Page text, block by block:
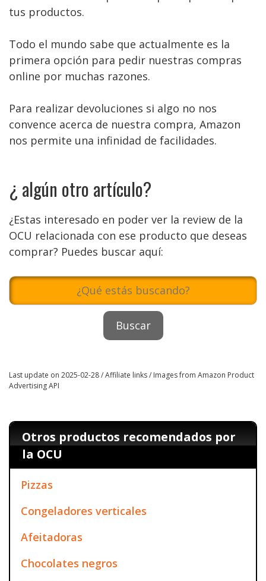
tus productos.
Todo el mundo sabe que actualmente es la
primera opción para pedir nuestras compras
online por muchas razones.
Para realizar devoluciones si algo no nos
convence acerca de nuestra compra, Amazon
nos permite una infinidad de facilidades.
¿ algún otro artículo?
¿Estas interesado en poder ver la review de la
OCU relacionada con ese producto que deseas
comprar? Puedes buscar aquí:
Last update on 2025-02-28 / Affiliate links / Images from Amazon Product
Advertising API
Otros productos recomendados por
la OCU
Pizzas
Congeladores verticales
Afeitadoras
Chocolates negros